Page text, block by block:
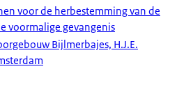
voor de herbestemming van de
voormalige gevangenis
Bijlmerbajes, H.J.E.